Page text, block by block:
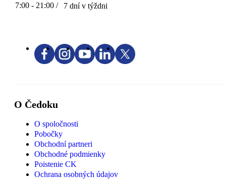
7:00 - 21:00 / 7 dní v týždni
O Čedoku
O spoločnosti
Pobočky
Obchodní partneri
Obchodné podmienky
Poistenie CK
Ochrana osobných údajov